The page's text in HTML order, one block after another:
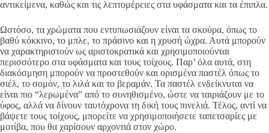
αντικείμενα, καθώς και τις λεπτομέρειες στα υφάσματα και τα έπιπλα.
Ωστόσο, τα χρώματα που εντυπωσιάζουν είναι τα σκούρα, όπως το
βαθύ κόκκινο, το μπλε, το πράσινο και η χρυσή ώχρα. Αυτά μπορούν
να χαρακτηριστούν ως αριστοκρατικά και χρησιμοποιούνται
περισσότερο στα υφάσματα και τους τοίχους. Παρ’ όλα αυτά, στη
διακόσμηση μπορούν να προστεθούν και ορισμένα παστέλ όπως το
σιέλ, το σομόν, το λιλά και το βεραμάν. Τα παστέλ ενδείκνυται να
είναι πιο “λερωμένα” από το συνηθισμένο, ώστε να ταιριάζουν με το
ύφος, αλλά να δίνουν ταυτόχρονα τη δική τους πινελιά. Τέλος, αντί να
βάψετε τους τοίχους, μπορείτε να χρησιμοποιήσετε ταπετσαρίες με
μοτίβα, που θα χαρίσουν αρχοντιά στον χώρο.